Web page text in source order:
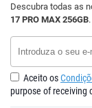
Descubra todas as
17 PRO MAX 256GB.
Aceito os
purpose of receiving